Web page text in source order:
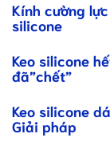
Kính cường
silicone
Keo silicone
đã”chết”
Keo silicone
Giải pháp